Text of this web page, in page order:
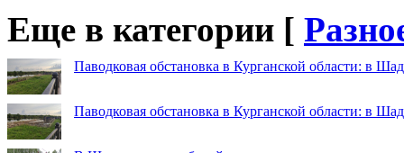
Еще в категории [
Паводковая обстановка в Курганской области: в
Паводковая обстановка в Курганской области: в